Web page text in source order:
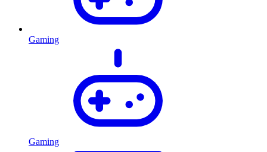
Gaming
Gaming